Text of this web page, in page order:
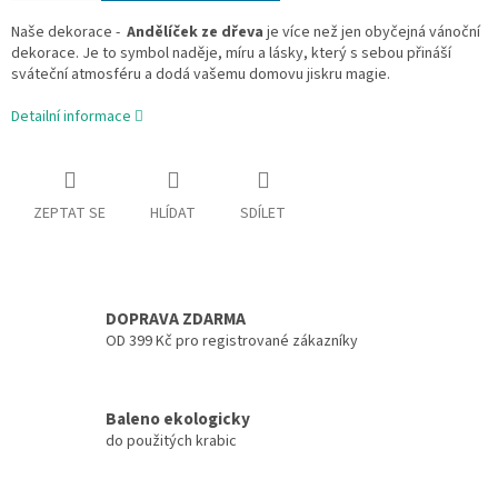
Naše dekorace - Andělíček ze dřeva je více než jen obyčejná vánoční
dekorace. Je to symbol naděje, míru a lásky, který s sebou přináší
sváteční atmosféru a dodá vašemu domovu jiskru magie.
Detailní informace
ZEPTAT SE HLÍDAT SDÍLET
DOPRAVA ZDARMA
OD 399 Kč pro registrované zákazníky
Baleno ekologicky
do použitých krabic